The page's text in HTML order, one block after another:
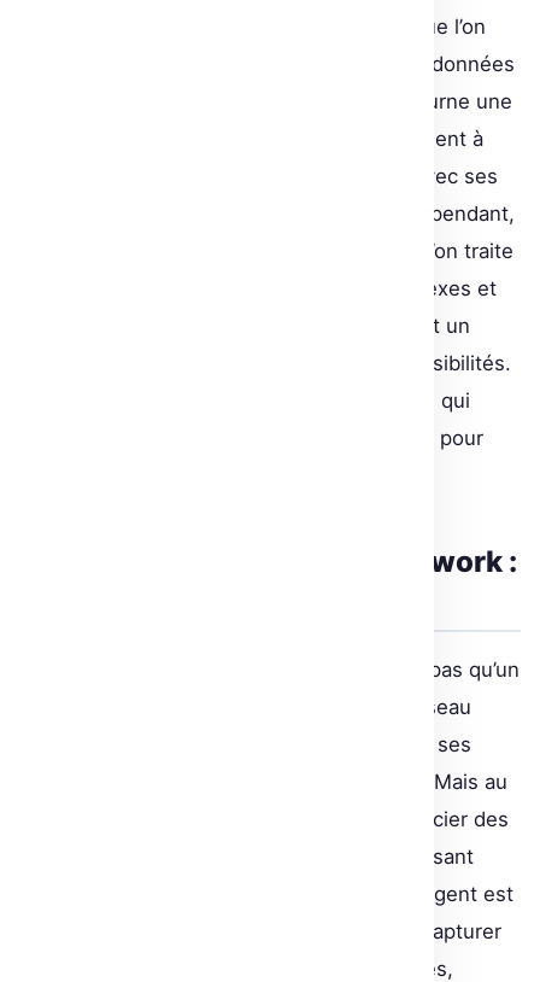
Le Q-Learning traditionnel repose sur ce que l’on
appelle une Q-table, une sorte de base de données
qui, pour chaque état-action possible, retourne une
valeur. Cela fonctionne bien en environnement à
espace d’état réduit, comme FrozenLake avec ses
14 états ou Taxi-v3 avec ses 500 états. Cependant,
cette méthode montre ses limites lorsque l’on traite
des environnements beaucoup plus complexes et
riches, comme les jeux Atari, qui présentent un
espace d’état immense de 256^100800 possibilités.
C’est là qu’entre en jeu le Deep Q-Learning, qui
remplace la Q-table par un réseau neuronal pour
L’architecture du Deep Q-Network :
Le passage à un réseau de neurones n’est pas qu’un
simple ajustement technique. Lorsqu’un réseau
neuronal est initialisé pour la première fois, ses
estimations de valeur Q sont hasardeuses. Mais au
fil de l’entraînement, l’agent apprend à associer des
situations à des actions pertinentes, optimisant
ainsi son jeu. Pour les jeux Atari, l’état de l’agent est
une pile de quatre images, permettant de capturer
des informations temporelles indispensables,